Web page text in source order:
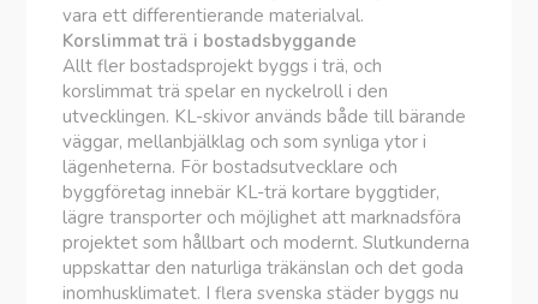
vara ett differentierande materialval.
Korslimmat trä i bostadsbyggande
Allt fler bostadsprojekt byggs i trä, och
korslimmat trä spelar en nyckelroll i den
utvecklingen. KL-skivor används både till bärande
väggar, mellanbjälklag och som synliga ytor i
lägenheterna. För bostadsutvecklare och
byggföretag innebär KL-trä kortare byggtider,
lägre transporter och möjlighet att marknadsföra
projektet som hållbart och modernt. Slutkunderna
uppskattar den naturliga träkänslan och det goda
inomhusklimatet. I flera svenska städer byggs nu